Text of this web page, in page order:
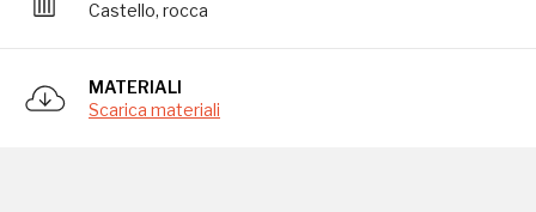
Castello, rocca
MATERIALI
Scarica materiali
epoca più antica. Nella sua prima fase di vita il
fu distrutto dalle truppe Ruggero II assieme al
villaggio del Borgo. In epoca federiciana